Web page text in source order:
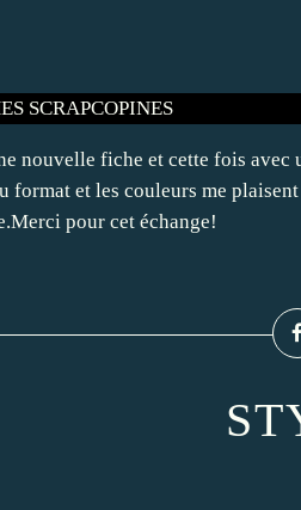
nouvelle fiche et cette fois
format et les couleurs me
pour cet échange!